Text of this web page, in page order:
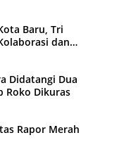
Baru, Tri
dan
Didatangi Dua
Roko Dikuras
Rapor Merah